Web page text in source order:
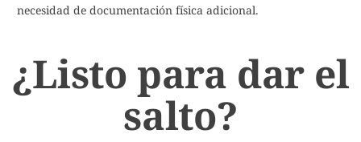
necesidad de documentación física adicional.
¿Listo para dar el
salto?